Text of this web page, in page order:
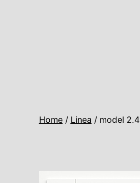
Home/ Linea / model 2.4